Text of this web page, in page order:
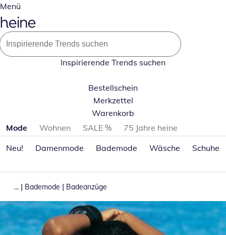
Menü
Inspirierende Trends suchen
Bestellschein
Merkzettel
Warenkorb
Produktkategorien überspringen
Mode Wohnen SALE %
75 Jahre heine
Neu!
Damenmode Bademode Wäsche Schuhe
... | Bademode | Badeanzüge